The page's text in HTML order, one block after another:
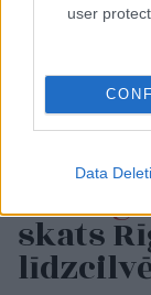
user
Data
“Nabaga
skats